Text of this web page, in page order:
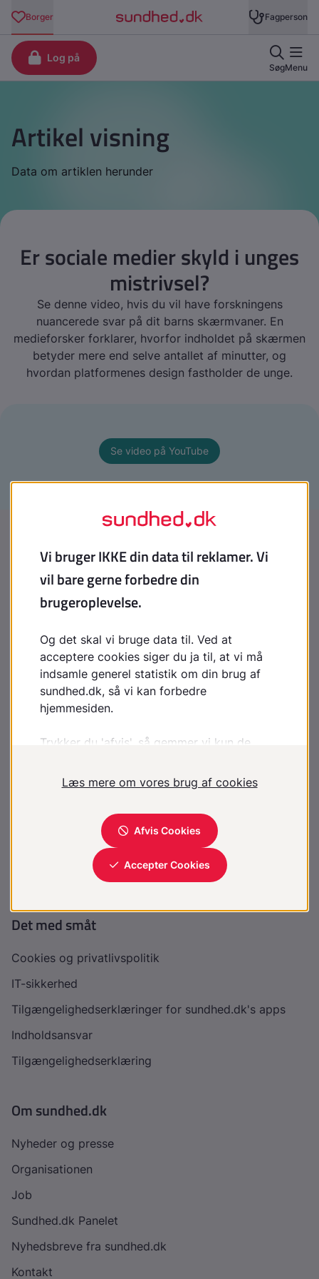
Artikel visning
Data om artiklen herunder
Er sociale medier skyld i unges
mistrivsel?
Se denne video, hvis du vil have forskningens
nuancerede svar på dit barns skærmvaner. En
medieforsker forklarer, hvorfor indholdet på skærmen
betyder mere end selve antallet af minutter, og
hvordan platformenes design fastholder de unge.
Se video på YouTube